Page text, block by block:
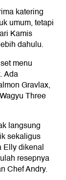
katering
umum, tetapi
Kamis
dahulu.
menu
Ada
Gravlax,
Three
langsung
sekaligus
Elly dikenal
resepnya
Chef Andry.